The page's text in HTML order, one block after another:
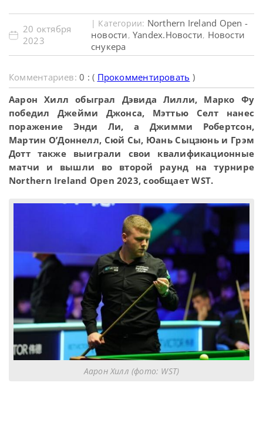
20 октября
2023
| Категории: Northern Ireland Open -
новости, Yandex.Новости, Новости
снукера
Комментариев:0 : ( Прокомментировать )
Аарон Хилл обыграл Дэвида Лилли, Марко Фу
победил Джейми Джонса, Мэттью Селт нанес
поражение Энди Ли, а Джимми Робертсон,
Мартин О’Доннелл, Сюй Сы, Юань Сыцзюнь и Грэм
Дотт также выиграли свои квалификационные
матчи и вышли во второй раунд на турнире
Northern Ireland Open 2023, сообщает WST.
Аарон Хилл (фото: WST)